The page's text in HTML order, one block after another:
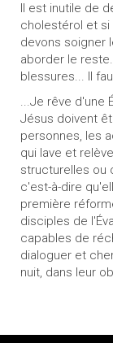
Il est inutile de
cholestérol et si
devons soigner
aborder le
blessures... Il
...Je rêve d'une
Jésus doivent
personnes, les
qui lave et
structurelles ou
c'est-à-dire
première
disciples de
capables de
dialoguer et
nuit, dans leur